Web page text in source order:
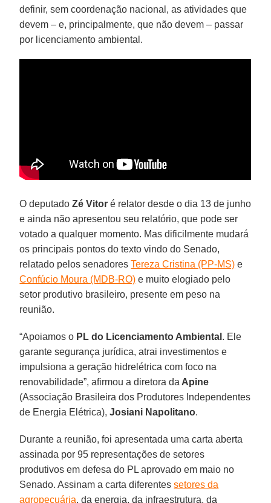
definir, sem coordenação nacional, as atividades que
devem – e, principalmente, que não devem – passar
por licenciamento ambiental.
O deputadoZé Vitor é relator desde o dia 13 de junho
e ainda não apresentou seu relatório, que pode ser
votado a qualquer momento. Mas dificilmente mudará
os principais pontos do texto vindo do Senado,
relatado pelos senadoresTereza Cristina (PP-MS) e
Confúcio Moura (MDB-RO) e muito elogiado pelo
setor produtivo brasileiro, presente em peso na
reunião.
“Apoiamos o PL do Licenciamento Ambiental . Ele
garante segurança jurídica, atrai investimentos e
impulsiona a geração hidrelétrica com foco na
renovabilidade”, afirmou a diretora da Apine
(Associação Brasileira dos Produtores Independentes
de Energia Elétrica),Josiani Napolitano.
Durante a reunião, foi apresentada uma carta aberta
assinada por 95 representações de setores
produtivos em defesa do PL aprovado em maio no
Senado. Assinam a carta diferentessetores da
agropecuária, da energia, da infraestrutura, da